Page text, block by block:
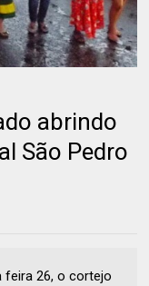
abrindo
São Pedro
feira 26, o cortejo